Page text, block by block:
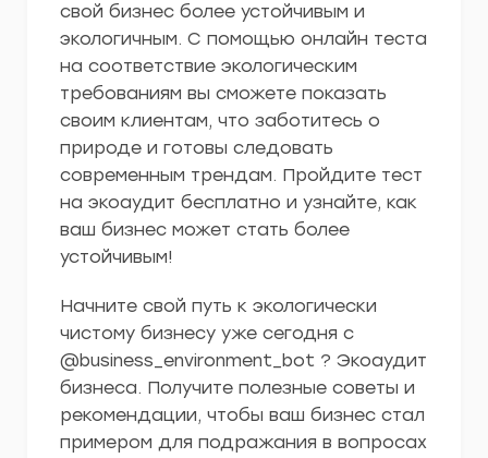
свой бизнес более устойчивым и
экологичным. С помощью онлайн теста
на соответствие экологическим
требованиям вы сможете показать
своим клиентам, что заботитесь о
природе и готовы следовать
современным трендам. Пройдите тест
на экоаудит бесплатно и узнайте, как
ваш бизнес может стать более
устойчивым!
Начните свой путь к экологически
чистому бизнесу уже сегодня с
@business_environment_bot ? Экоаудит
бизнеса. Получите полезные советы и
рекомендации, чтобы ваш бизнес стал
примером для подражания в вопросах